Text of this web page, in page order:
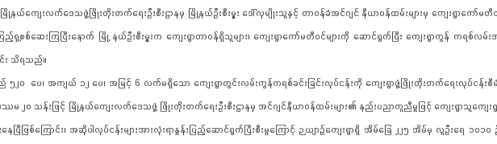
ကျေးလက်ဒေသဖွံ့ဖြိုးတိုးတက်ရေးဦးစီးဌာနမှ မြို့နယ်ဦးစီးမှူး ဒေါ်လှမျိုးသူနှင့် တာဝန်ခံအင်ဂျင် နီယာဝန်ထမ်းများမှ ကျေးရွာကော်မတီဝ
ည့်ရှ့စစ်‌ဆေးကြပြီးနောက် မြို့ နယ်ဦးစီးမှူးက ကျေးရွာတာဝန်ရှိသူများ၊ ကျေးရွာကော်မတီဝင်များကို ဆောင်ရွက်ပြီး ကျေးရွာကွန် က
င်း သိရသည်။
၂၀ ပေ၊ အကျယ် ၁၂ ပေ၊ အမြင့် ၆ လက်မရှိသော ကျေးရွာတွင်းလမ်းကွန်ကရစ်ခင်းခြင်းလုပ်ငန်းကို ကျေးရွာဖွံ့ဖြိုးတိုးတက်ရေးလုပ်ငန်း
ဒဿမ ၂၀ သန်းဖြင့် မြို့နယ်ကျေးလက်ဒေသဖွံ့ ဖြိုးတိုးတက်ရေးဦးစီးဌာနမှ အင်ဂျင်နီယာဝန်ထမ်းများ၏ နည်းပညာကူညီမှုဖြင့် ကျေးရွာသူ
ေပြီဖြစ်ကြောင်း၊ အဆိုပါလုပ်ငန်းများအားလုံးရာနှုန်းပြည့်ဆောင်ရွက်ပြီးစီးမှုကြောင့် ဉယျာဉ်ကျေးရွာရှိ အိမ်ခြေ ၂၂၅ အိမ်မှ လူဦးရေ